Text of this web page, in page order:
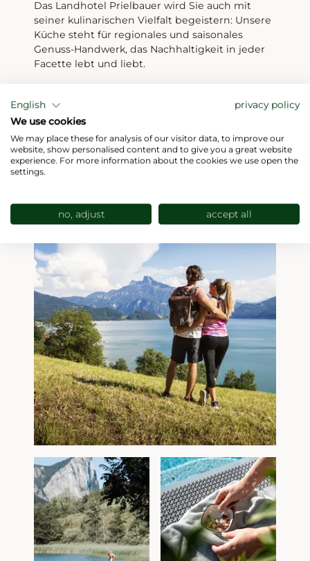
Das Landhotel Prielbauer wird Sie auch mit
seiner kulinarischen Vielfalt begeistern: Unsere
Küche steht für regionales und saisonales
Genuss-Handwerk, das Nachhaltigkeit in jeder
Facette lebt und liebt.
MEHR ÜBER KULINARIK ERFAHREN!
English
privacy policy
We use cookies
We may place these for analysis of our visitor data, to improve our
website, show personalised content and to give you a great website
experience. For more information about the cookies we use open the
settings.
no, adjust accept all